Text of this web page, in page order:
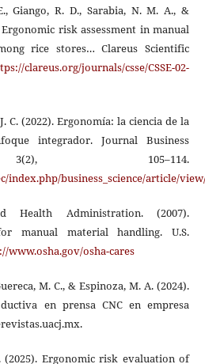
Giango, R. D., Sarabia, N. M. A., &
risk assessment in manual
rice stores… Clareus Scientific
clareus.org/journals/csse/CSSE-02-
C. (2022). Ergonomía: la ciencia de la
integrador. Journal Business
105–114.
index.php/business_science/article/
Health Administration. (2007).
manual material handling. U.S.
www.osha.gov/osha-cares
M. C., & Espinoza, M. A. (2024).
en prensa CNC en empresa
(2025). Ergonomic risk evaluation of